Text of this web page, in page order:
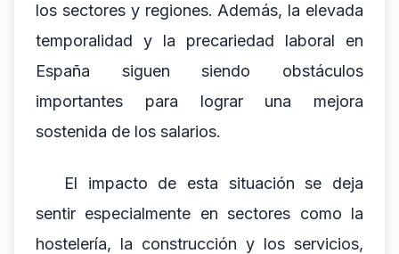
los sectores y regiones. Además, la elevada
temporalidad y la precariedad laboral en
España siguen siendo obstáculos
importantes para lograr una mejora
sostenida de los salarios.
El impacto de esta situación se deja
sentir especialmente en sectores como la
hostelería, la construcción y los servicios,